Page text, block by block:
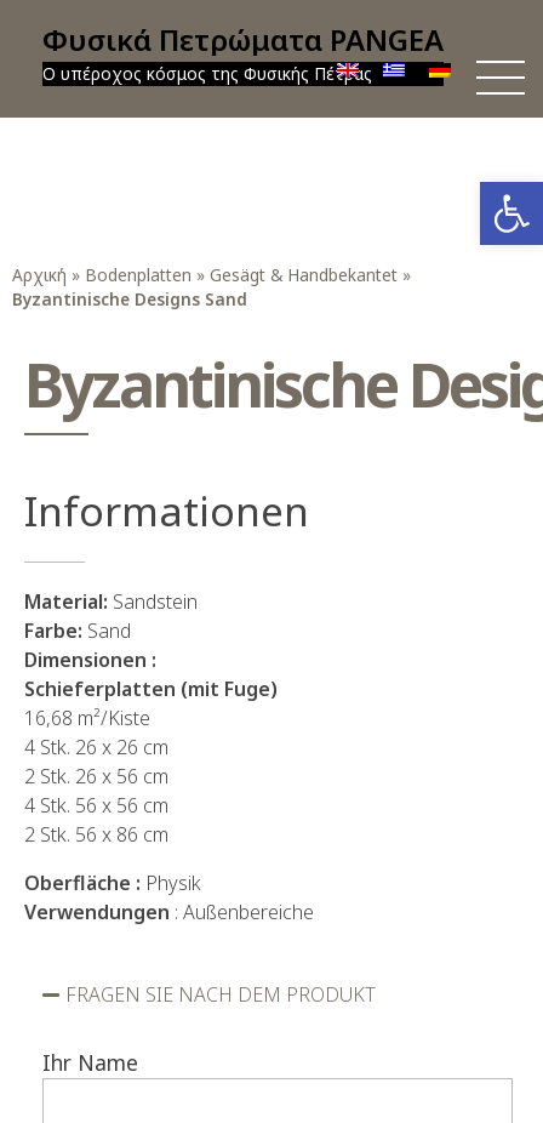
Φυσικά Πετρώματα PANGEA
Ο υπέροχος κόσμος της Φυσικής Πέτρας
Αρχική » Bodenplatten » Gesägt & Handbekantet »
Byzantinische Designs Sand
Informationen
Material: Sandstein
Farbe: Sand
Dimensionen :
Schieferplatten (mit Fuge)
16,68 m²/Kiste
4 Stk. 26 x 26 cm
2 Stk. 26 x 56 cm
4 Stk. 56 x 56 cm
2 Stk. 56 x 86 cm
Oberfläche : Physik
Verwendungen : Außenbereiche
FRAGEN SIE NACH DEM PRODUKT
Ihr Name
Byzantinische